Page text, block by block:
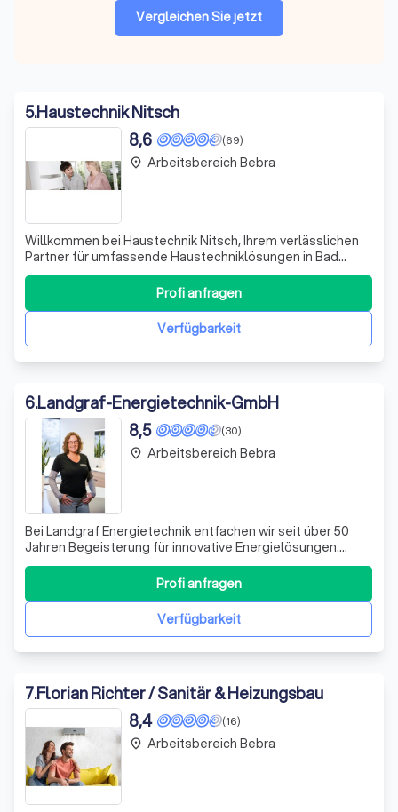
Vergleichen Sie jetzt
5.Haustechnik Nitsch
(69)
8,6
Willkommen bei Haustechnik Nitsch, Ihrem verlässlichen
Partner für umfassende Haustechniklösungen in Bad
Hersfeld. Mit jahrelanger Erfahrung und tiefgreifendem
Fachwissen bieten wir Ihnen erstklassige
Dienstleistungen in den Bereichen Heizungsbau,
Klimatechnik, Sanitärinstallation und Badgestaltung.
Verfügbarkeit
Profi anfragen
place Arbeitsbereich Bebra
6.Landgraf-Energietechnik-GmbH
(30)
8,5
Bei Landgraf Energietechnik entfachen wir seit über 50
Jahren Begeisterung für innovative Energielösungen.
Unsere Expertise erstreckt sich über die Beratung,
Planung und Realisierung bis hin zum Verkauf von
hochwertigen Energiekonzepten, Anlagensanierungen
und alternativen Energien. Wir spezialisier
Verfügbarkeit
Profi anfragen
place Arbeitsbereich Bebra
7.Florian Richter / Sanitär & Heizungsbau
(16)
8,4
place Arbeitsbereich Bebra